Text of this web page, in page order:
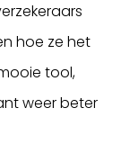
hoe ze het
tool,
weer beter